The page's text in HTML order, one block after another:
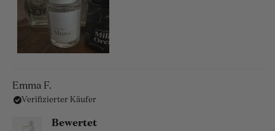
Emma F.
Verifizierter Käufer
Bewertet